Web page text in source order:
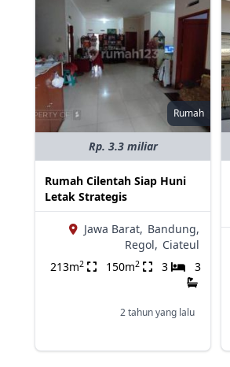
Rumah
Rp. 3.3 miliar
Rumah Cilentah Siap Huni
Letak Strategis
Jawa Barat, Bandung,
Regol, Ciateul
213m2 150m2 3 3
2 tahun yang lalu